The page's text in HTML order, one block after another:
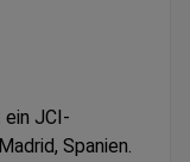
JCI-
Spanien.